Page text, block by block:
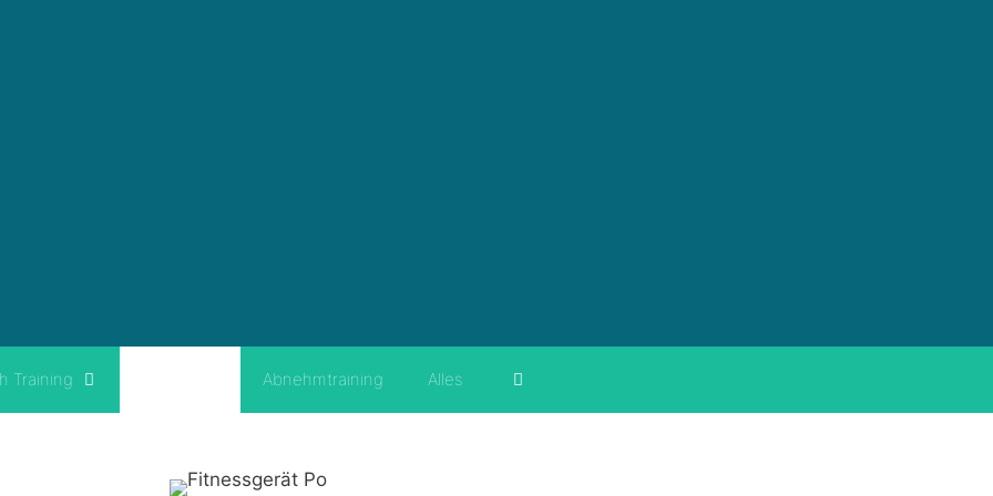
Training Abnehmtraining Alles